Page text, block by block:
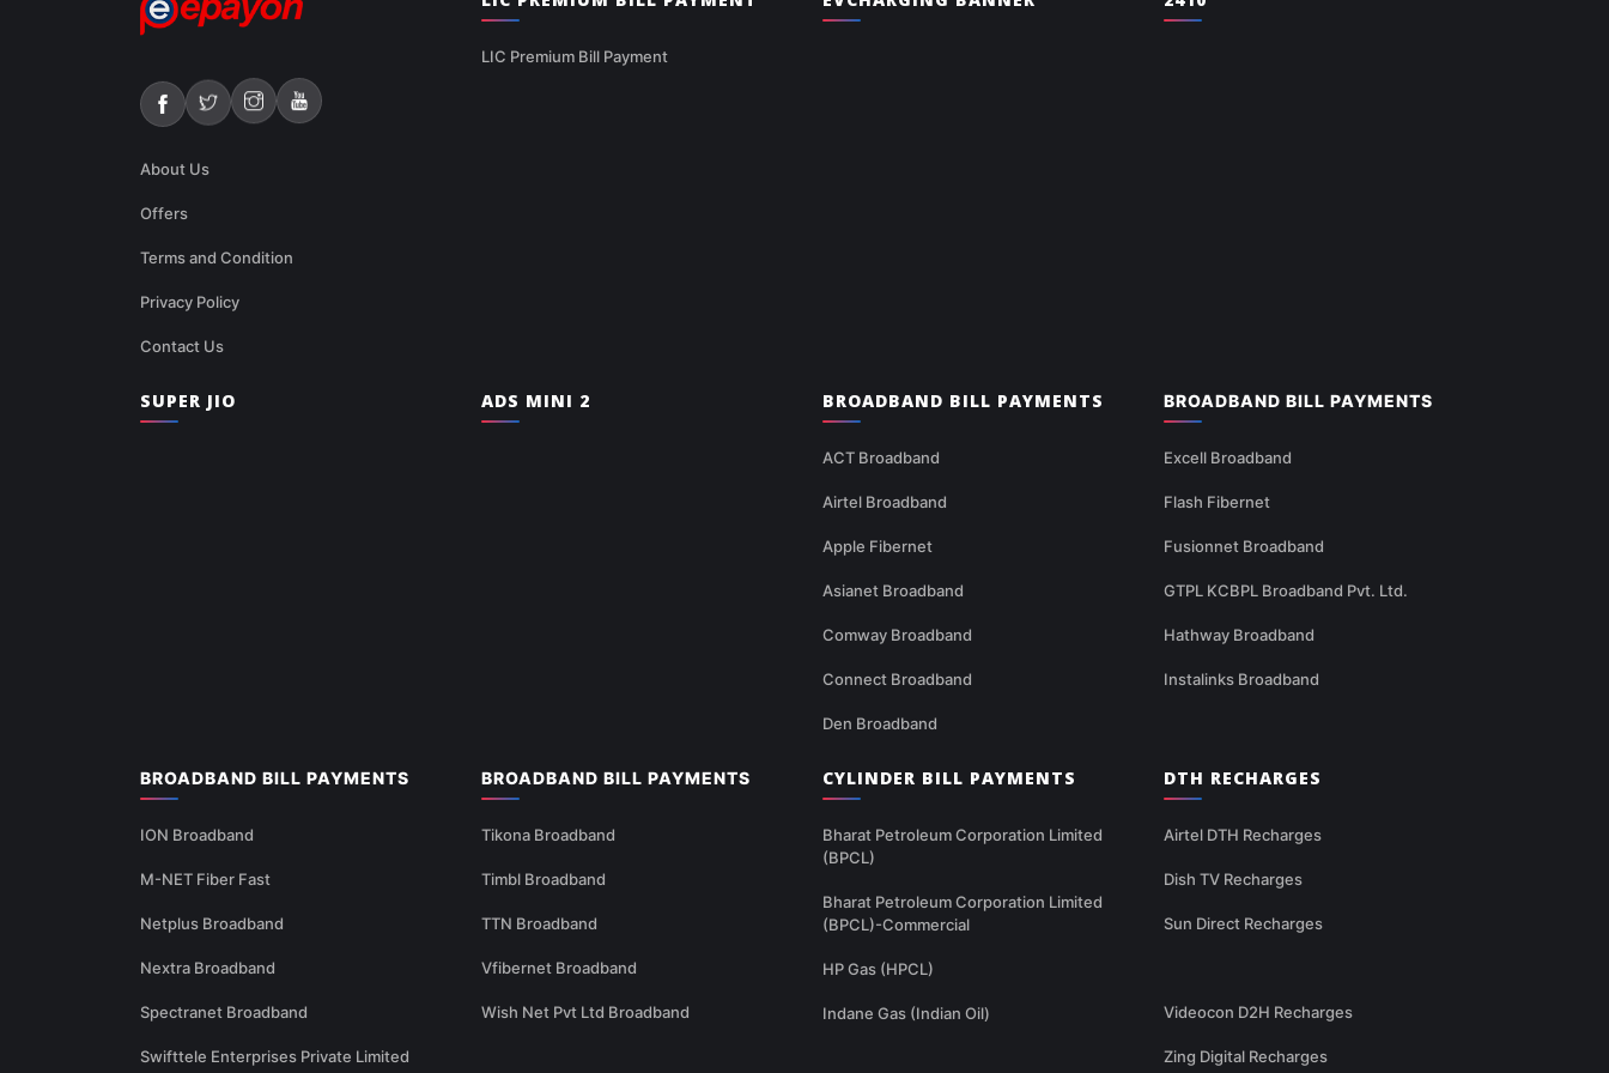
About Us
Offers
Terms and Condition
Privacy Policy
Contact Us
LIC Premium Bill Payment
SUPER JIO ADS MINI 2 BROADBAND BILL PAYMENTS
ACT Broadband
Airtel Broadband
Apple Fibernet
Asianet Broadband
Comway Broadband
Connect Broadband
Den Broadband
BROADBAND BILL PAYMENTS
Excell Broadband
Flash Fibernet
Fusionnet Broadband
GTPL KCBPL Broadband Pvt. Ltd.
Hathway Broadband
Instalinks Broadband
BROADBAND BILL PAYMENTS
ION Broadband
M-NET Fiber Fast
Netplus Broadband
Nextra Broadband
Spectranet Broadband
Swifttele Enterprises Private Limited
BROADBAND BILL PAYMENTS
Tikona Broadband
Timbl Broadband
TTN Broadband
Vfibernet Broadband
Wish Net Pvt Ltd Broadband
CYLINDER BILL PAYMENTS
Bharat Petroleum Corporation Limited
(BPCL)
Bharat Petroleum Corporation Limited
(BPCL)-Commercial
HP Gas (HPCL)
Indane Gas (Indian Oil)
DTH RECHARGES
Airtel DTH Recharges
Dish TV Recharges
Sun Direct Recharges
Videocon D2H Recharges
Zing Digital Recharges